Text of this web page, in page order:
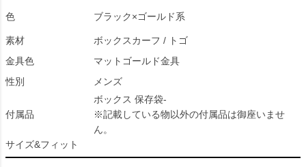
色 ブラック×ゴールド系
素材
ボックスカーフ / トゴ
金具色
マットゴールド金具
性別
メンズ
付属品
ボックス 保存袋-
※記載している物以外の付属品は御座いませ
ん。
サイズ&フィット